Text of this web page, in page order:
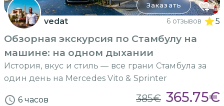
Заказать
vedat 6 отзывов 5
Обзорная экскурсия по Стамбулу на
машине: на одном дыхании
История, вкус и стиль — все грани Стамбула за
один день на Mercedes Vito & Sprinter
6 часов 385€ 365.75€